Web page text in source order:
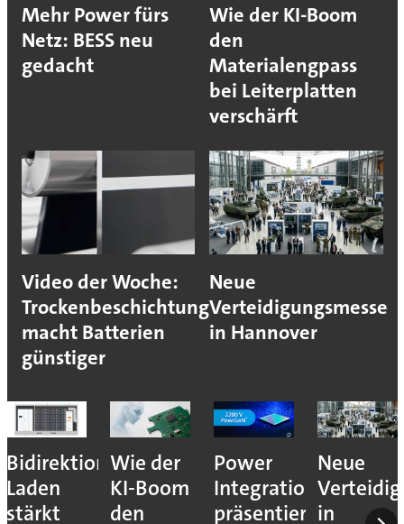
Mehr Power fürs
Netz: BESS neu
gedacht
Wie der KI-Boom
den
Materialengpass
bei Leiterplatten
verschärft
Video der Woche:
Trockenbeschichtung
macht Batterien
günstiger
Neue
Verteidigungsmesse
in Hannover
Bidirektionales
Laden
stärkt
Wie der
KI-Boom
den
Power
Integrations
präsentiert
Neue
in